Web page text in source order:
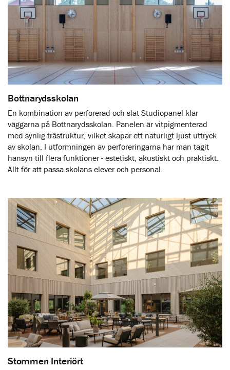
Bottnarydsskolan
En kombination av perforerad och slät Studiopanel klär
väggarna på Bottnarydsskolan. Panelen är vitpigmenterad
med synlig trästruktur, vilket skapar ett naturligt ljust uttryck
av skolan. I utformningen av perforeringarna har man tagit
hänsyn till flera funktioner - estetiskt, akustiskt och praktiskt.
Allt för att passa skolans elever och personal.
Stommen Interiört